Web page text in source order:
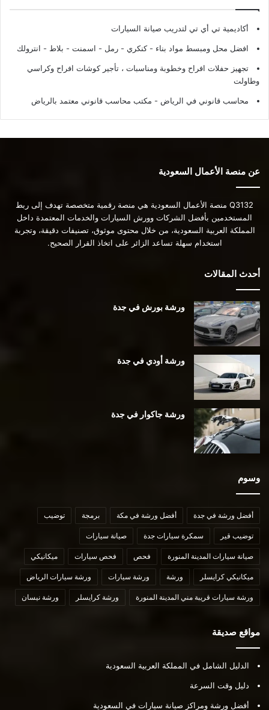
أكاديمية تي أي تي لتدريب صيانة السيارات
افضل محل ومبسط مواد بناء - كنكري - رمل - اسمنت - بلاط - انترولك
تجهيز حفلات افراح وخطوبة ومناسبات ، تأجير كوشات افراح وكراسي
وطاولت
محاسب قانوني في الرياض - مكتب محاسب قانوني معتمد بالرياض
عن منصة الأعمال السعودية
Q3132 منصة الأعمال السعودية هي منصة رقمية متخصصة تهدف إلى ربط
المستخدمين بأفضل الشركات وورش السيارات والخدمات المعتمدة داخل
المملكة العربية السعودية، من خلال محتوى موثوق، تصنيفات دقيقة، وتجربة
استخدام سهلة تساعد الزائر على اتخاذ القرار الصحيح.
أحدث المقالات
ورشة بورش في جدة
ورشة أودي في جدة
ورشة جاكوار في جدة
وسوم
أفضل ورشة في جدة أفضل ورشة في مكة برمجة توضيب
توضيب قير سمكرة سيارات جدة صيانة سيارات
صيانة سيارات المدينة المنورة فحص فحص سيارات ميكانيكي
ميكانيكي كرايسلر ورشة ورشة سيارات ورشة سيارات الرياض
ورشة سيارات قريبة مني المدينة المنورة ورشة كرايسلر ورشة نيسان
مواقع صديقة
الدليل الشامل في المملكة العربية السعودية
دليل وقت السرعة
أفضل ورشة ومراكز صيانة سيارات في السعودية